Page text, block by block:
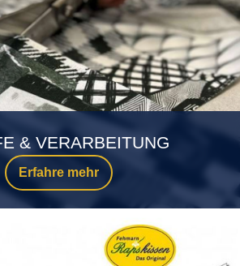
Erfahre mehr
& VERARBEITUNG